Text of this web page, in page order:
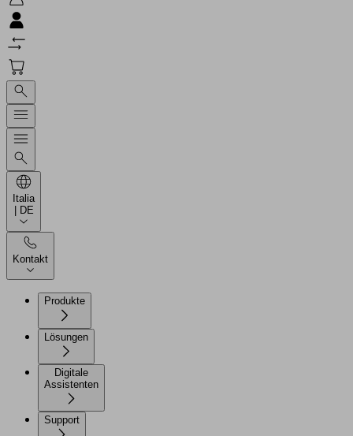
Italia
| DE
Kontakt
Produkte
Lösungen
Digitale
Assistenten
Support